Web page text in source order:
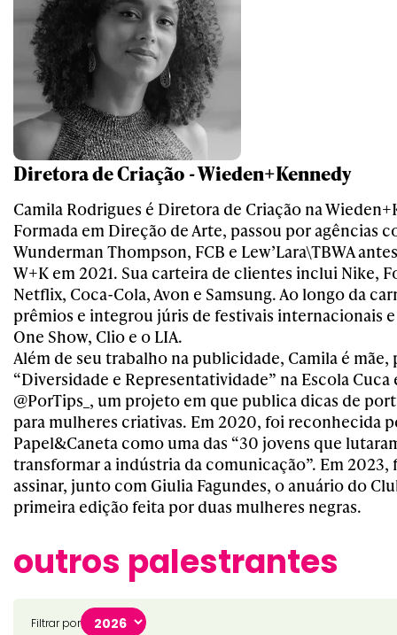
Diretora de Criação - Wieden+Kennedy
Camila Rodrigues é Diretora de Criação na
Formada em Direção de Arte, passou por agências
Wunderman Thompson, FCB e Lew’Lara\TBWA
W+K em 2021. Sua carteira de clientes inclui Nike,
Netflix, Coca-Cola, Avon e Samsung. Ao longo da
prêmios e integrou júris de festivais internacionais
One Show, Clio e o LIA.
Além de seu trabalho na publicidade, Camila é mãe,
“Diversidade e Representatividade” na Escola
@PorTips_, um projeto em que publica dicas de
para mulheres criativas. Em 2020, foi reconhecida
Papel&Caneta como uma das “30 jovens que
transformar a indústria da comunicação”. Em 2023,
assinar, junto com Giulia Fagundes, o anuário do
primeira edição feita por duas mulheres negras.
outros palestrantes
Filtrar por